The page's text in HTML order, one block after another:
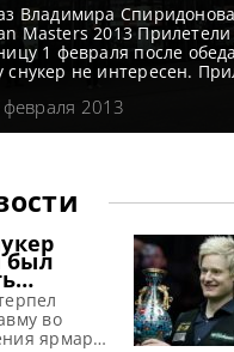
Владимира
Masters 2013
1 февраля после
снукер не интересен.
Берлин.
и за трапезами. Ко
сессия была в самом
2013
был
из-за
на
во
ярмарки